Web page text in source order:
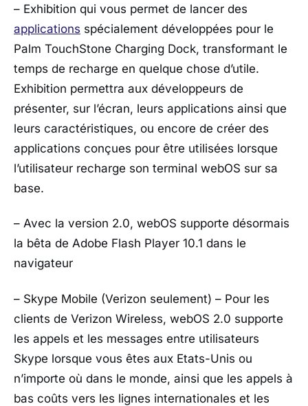
– Exhibition qui vous permet de lancer des
applications spécialement développées pour le
Palm TouchStone Charging Dock, transformant le
temps de recharge en quelque chose d’utile.
Exhibition permettra aux développeurs de
présenter, sur l’écran, leurs applications ainsi que
leurs caractéristiques, ou encore de créer des
applications conçues pour être utilisées lorsque
l’utilisateur recharge son terminal webOS sur sa
base.
– Avec la version 2.0, webOS supporte désormais
la bêta de Adobe Flash Player 10.1 dans le
navigateur
– Skype Mobile (Verizon seulement) – Pour les
clients de Verizon Wireless, webOS 2.0 supporte
les appels et les messages entre utilisateurs
Skype lorsque vous êtes aux Etats-Unis ou
n’importe où dans le monde, ainsi que les appels à
bas coûts vers les lignes internationales et les